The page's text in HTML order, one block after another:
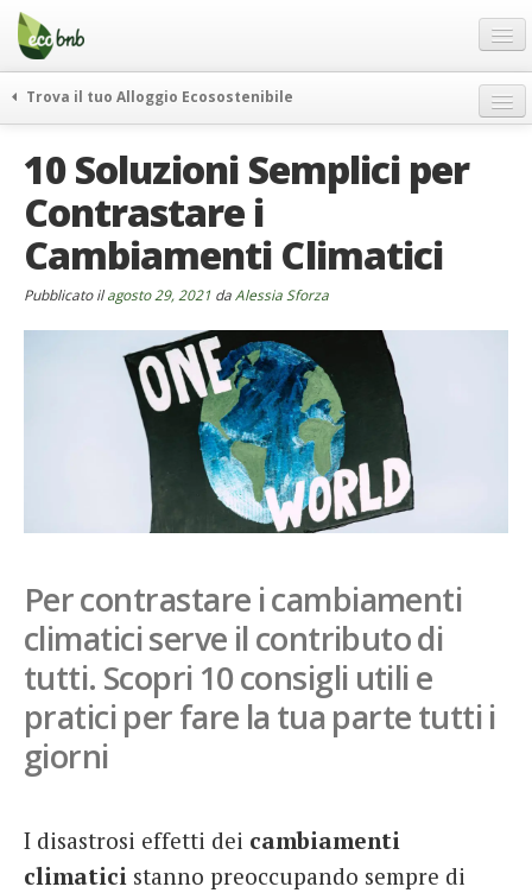
Menu
Salta
contenuto
Offerte Speciali
Regali
FAQ
Chi Siamo
Partner
Contatti
Italiano
Trova il tuo Alloggio Ecosostenibile
itinerari
curiosità
vivere e viaggiare verde
rassegna stampa
10 Soluzioni Semplici per
Contrastare i
Cambiamenti Climatici
Pubblicato ilagosto 29, 2021 da Alessia Sforza
Per contrastare i cambiamenti
climatici serve il contributo di
tutti. Scopri 10 consigli utili e
pratici per fare la tua parte tutti i
giorni
I disastrosi effetti dei cambiamenti
climatici stanno preoccupando sempre di